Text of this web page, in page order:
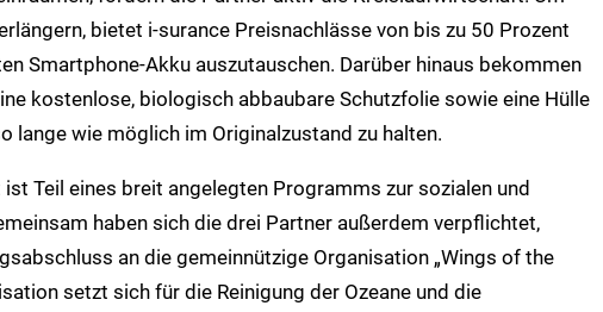
bietet i-surance Preisnachlässe von bis zu 50 Prozent
Smartphone-Akku auszutauschen. Darüber hinaus bekommen
kostenlose, biologisch abbaubare Schutzfolie sowie eine Hülle
lange wie möglich im Originalzustand zu halten.
Teil eines breit angelegten Programms zur sozialen und
haben sich die drei Partner außerdem verpflichtet,
an die gemeinnützige Organisation „Wings of the
setzt sich für die Reinigung der Ozeane und die